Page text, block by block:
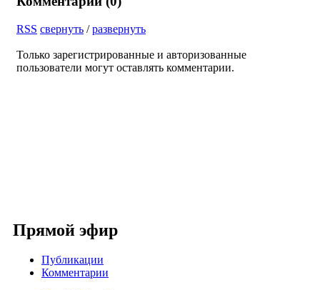
RSS свернуть /развернуть
Только зарегистрированные и авторизованные
пользователи могут оставлять комментарии.
Прямой эфир
Публикации
Комментарии